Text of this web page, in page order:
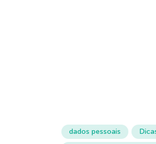
dados pessoais